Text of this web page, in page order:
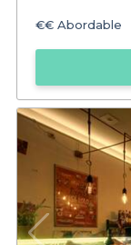
€€ Abordable